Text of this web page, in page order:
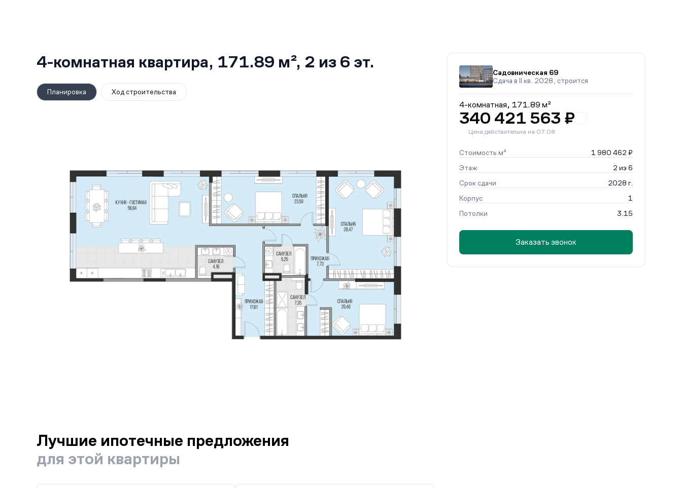
4-комнатная квартира, 171.89 м², 2 из 6 эт.
Планировка Ход строительства
Садовническая 69
Сдача в II кв. 2028, строится
4-комнатная, 171.89 м²
340 421 563 ₽
Цена действительна на 07.08
Стоимость м²
1 980 462 ₽
Этаж
2 из 6
Срок сдачи
2028 г.
Корпус
1
Потолки
3.15
Заказать звонок
Лучшие ипотечные предложения
для этой квартиры